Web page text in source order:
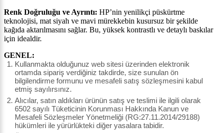
Renk Doğruluğu ve Ayrıntı: HP’nin yenilikçi püskürtme
teknolojisi, mat siyah ve mavi mürekkebin kusursuz bir şekilde
kağıda aktarılmasını sağlar. Bu, yüksek kontrastlı ve detaylı baskılar
için idealdir.
GENEL:
Kullanmakta olduğunuz web sitesi üzerinden elektronik
ortamda sipariş verdiğiniz takdirde, size sunulan ön
bilgilendirme formunu ve mesafeli satış sözleşmesini kabul
etmiş sayılırsınız.
Alıcılar, satın aldıkları ürünün satış ve teslimi ile ilgili olarak
6502 sayılı Tüketicinin Korunması Hakkında Kanun ve
Mesafeli Sözleşmeler Yönetmeliği (RG:27.11.2014/29188)
hükümleri ile yürürlükteki diğer yasalara tabidir.